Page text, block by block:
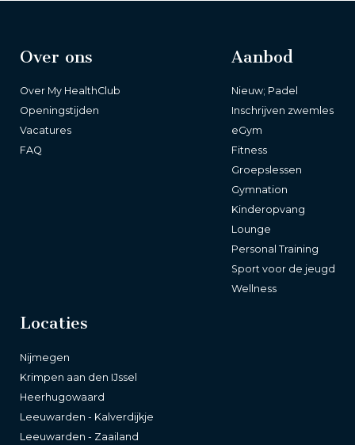
Over ons
Over My HealthClub
Openingstijden
Vacatures
FAQ
Aanbod
Nieuw; Padel
Inschrijven zwemles
eGym
Fitness
Groepslessen
Gymnation
Kinderopvang
Lounge
Personal Training
Sport voor de jeugd
Wellness
Locaties
Nijmegen
Krimpen aan den IJssel
Heerhugowaard
Leeuwarden - Kalverdijkje
Leeuwarden - Zaailand